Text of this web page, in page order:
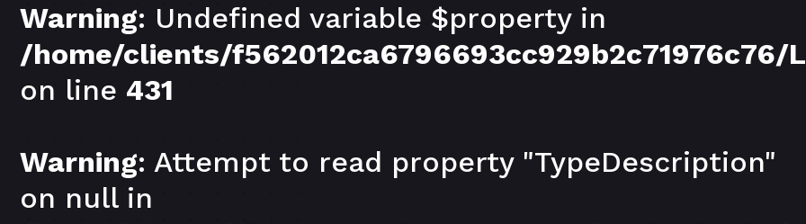
Warning: Undefined variable $property in
/home/clients/f562012ca6796693cc929b2c71976c76/
on line 431
Warning: Attempt to read property "TypeDescription"
on null in